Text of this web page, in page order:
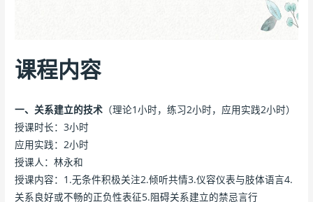
课程内容
一、关系建立的技术 （理论1小时，练习2小时，应用实践2小时）
授课时长：3小时
应用实践：2小时
授课人：林永和
授课内容：1.无条件积极关注2.倾听共情3.仪容仪表与肢体语言4.
关系良好或不畅的正负性表征5.阻碍关系建立的禁忌言行